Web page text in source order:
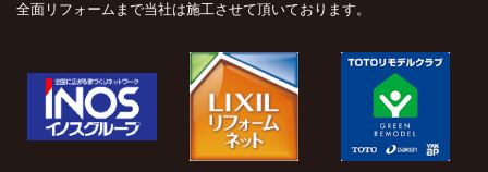
全面リフォームまで当社は施工させて頂いております。